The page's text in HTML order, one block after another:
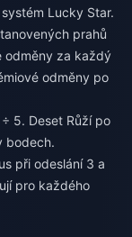
Lucky Star.
prahů
odměny za každý
odměny po
5. Deset Růží po
bodech.
při odeslání 3 a
pro každého